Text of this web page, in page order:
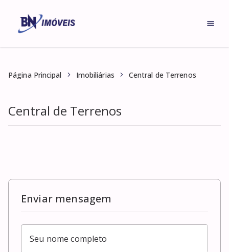
Página Principal Imobiliárias Central de Terrenos
Central de Terrenos
Enviar mensagem